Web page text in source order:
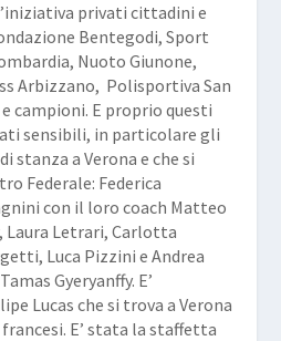
privati cittadini e
Bentegodi, Sport
Nuoto Giunone,
Arbizzano, Polisportiva San
campioni. E proprio questi
sensibili, in particolare gli
stanza a Verona e che si
Federale: Federica
con il loro coach Matteo
Laura Letrari, Carlotta
Luca Pizzini e Andrea
Gyeryanffy. E’
Lucas che si trova a Verona
E’ stata la staffetta